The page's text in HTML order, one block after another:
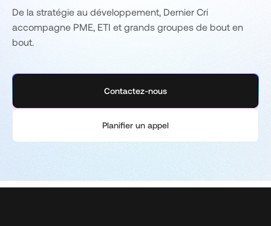
De la stratégie au développement, Dernier Cri
accompagne PME, ETI et grands groupes de bout en
bout.
Contactez-nous
Planifier un appel